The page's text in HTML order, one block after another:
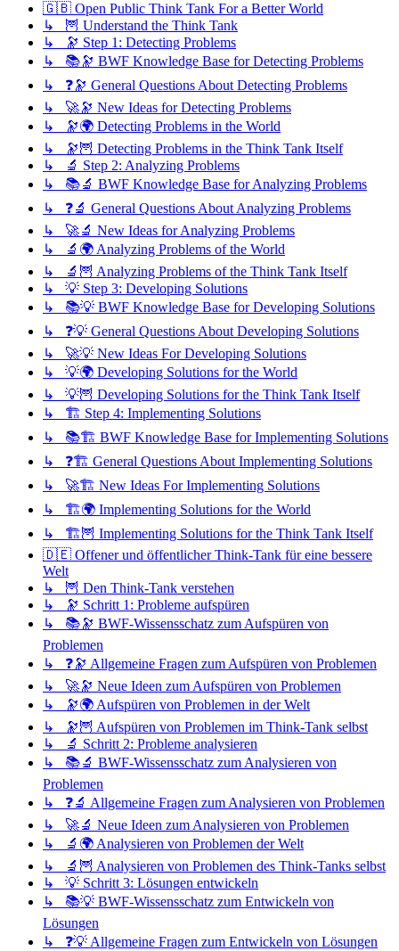
🇬🇧 Open Public Think Tank For a Better World
↳ 🦉 Understand the Think Tank
↳ 🔭 Step 1: Detecting Problems
↳ 📚🔭 BWF Knowledge Base for Detecting Problems
↳ ❓🔭 General Questions About Detecting Problems
↳ 🚀🔭 New Ideas for Detecting Problems
↳ 🔭🌍 Detecting Problems in the World
↳ 🔭🦉 Detecting Problems in the Think Tank Itself
↳ 🔬 Step 2: Analyzing Problems
↳ 📚🔬 BWF Knowledge Base for Analyzing Problems
↳ ❓🔬 General Questions About Analyzing Problems
↳ 🚀🔬 New Ideas for Analyzing Problems
↳ 🔬🌍 Analyzing Problems of the World
↳ 🔬🦉 Analyzing Problems of the Think Tank Itself
↳ 💡 Step 3: Developing Solutions
↳ 📚💡 BWF Knowledge Base for Developing Solutions
↳ ❓💡 General Questions About Developing Solutions
↳ 🚀💡 New Ideas For Developing Solutions
↳ 💡🌍 Developing Solutions for the World
↳ 💡🦉 Developing Solutions for the Think Tank Itself
↳ 🏗️ Step 4: Implementing Solutions
↳ 📚🏗️ BWF Knowledge Base for Implementing Solutions
↳ ❓🏗️ General Questions About Implementing Solutions
↳ 🚀🏗️ New Ideas For Implementing Solutions
↳ 🏗️🌍 Implementing Solutions for the World
↳ 🏗️🦉 Implementing Solutions for the Think Tank Itself
🇩🇪 Offener und öffentlicher Think-Tank für eine bessere
Welt
↳ 🦉 Den Think-Tank verstehen
↳ 🔭 Schritt 1: Probleme aufspüren
↳ 📚🔭 BWF-Wissensschatz zum Aufspüren von
Problemen
↳ ❓🔭 Allgemeine Fragen zum Aufspüren von Problemen
↳ 🚀🔭 Neue Ideen zum Aufspüren von Problemen
↳ 🔭🌍 Aufspüren von Problemen in der Welt
↳ 🔭🦉 Aufspüren von Problemen im Think-Tank selbst
↳ 🔬 Schritt 2: Probleme analysieren
↳ 📚🔬 BWF-Wissensschatz zum Analysieren von
Problemen
↳ ❓🔬 Allgemeine Fragen zum Analysieren von Problemen
↳ 🚀🔬 Neue Ideen zum Analysieren von Problemen
↳ 🔬🌍 Analysieren von Problemen der Welt
↳ 🔬🦉 Analysieren von Problemen des Think-Tanks selbst
↳ 💡 Schritt 3: Lösungen entwickeln
↳ 📚💡 BWF-Wissensschatz zum Entwickeln von
Lösungen
↳ ❓💡 Allgemeine Fragen zum Entwickeln von Lösungen